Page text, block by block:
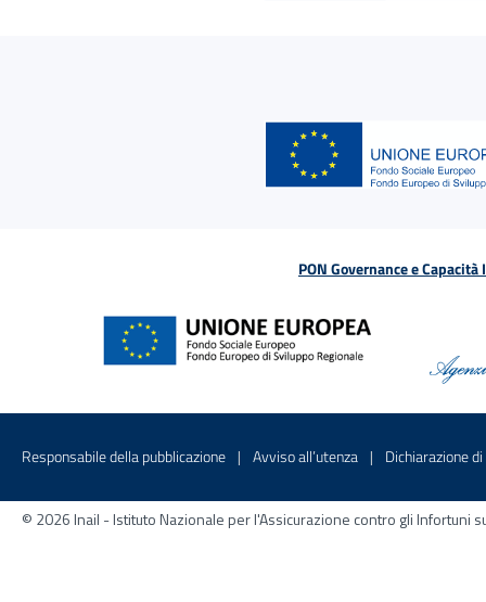
PON Governance e
Menu di servizio
Responsabile della pubblicazione Sito interno - Apre in una nuova finestra
Avviso all’utenza Sito interno -
Dichiarazione
© 2026 Inail - Istituto Nazionale per l'Assicurazione contro gli Infortuni